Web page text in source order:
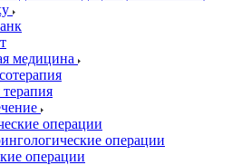
медицина
операции
операции
операции